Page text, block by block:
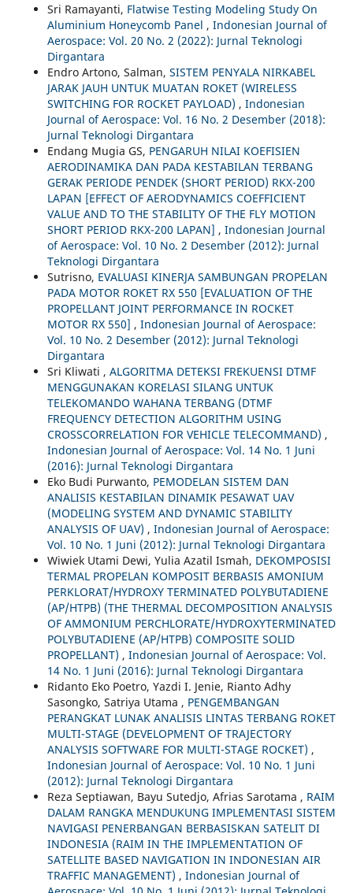
Sri Ramayanti, Flatwise Testing Modeling Study On
Aluminium Honeycomb Panel , Indonesian Journal of
Aerospace: Vol. 20 No. 2 (2022): Jurnal Teknologi
Dirgantara
Endro Artono, Salman, SISTEM PENYALA NIRKABEL
JARAK JAUH UNTUK MUATAN ROKET (WIRELESS
SWITCHING FOR ROCKET PAYLOAD) , Indonesian
Journal of Aerospace: Vol. 16 No. 2 Desember (2018):
Jurnal Teknologi Dirgantara
Endang Mugia GS, PENGARUH NILAI KOEFISIEN
AERODINAMIKA DAN PADA KESTABILAN TERBANG
GERAK PERIODE PENDEK (SHORT PERIOD) RKX-200
LAPAN [EFFECT OF AERODYNAMICS COEFFICIENT
VALUE AND TO THE STABILITY OF THE FLY MOTION
SHORT PERIOD RKX-200 LAPAN] , Indonesian Journal
of Aerospace: Vol. 10 No. 2 Desember (2012): Jurnal
Teknologi Dirgantara
Sutrisno, EVALUASI KINERJA SAMBUNGAN PROPELAN
PADA MOTOR ROKET RX 550 [EVALUATION OF THE
PROPELLANT JOINT PERFORMANCE IN ROCKET
MOTOR RX 550] , Indonesian Journal of Aerospace:
Vol. 10 No. 2 Desember (2012): Jurnal Teknologi
Dirgantara
Sri Kliwati , ALGORITMA DETEKSI FREKUENSI DTMF
MENGGUNAKAN KORELASI SILANG UNTUK
TELEKOMANDO WAHANA TERBANG (DTMF
FREQUENCY DETECTION ALGORITHM USING
CROSSCORRELATION FOR VEHICLE TELECOMMAND) ,
Indonesian Journal of Aerospace: Vol. 14 No. 1 Juni
(2016): Jurnal Teknologi Dirgantara
Eko Budi Purwanto, PEMODELAN SISTEM DAN
ANALISIS KESTABILAN DINAMIK PESAWAT UAV
(MODELING SYSTEM AND DYNAMIC STABILITY
ANALYSIS OF UAV) , Indonesian Journal of Aerospace:
Vol. 10 No. 1 Juni (2012): Jurnal Teknologi Dirgantara
Wiwiek Utami Dewi, Yulia Azatil Ismah, DEKOMPOSISI
TERMAL PROPELAN KOMPOSIT BERBASIS AMONIUM
PERKLORAT/HYDROXY TERMINATED POLYBUTADIENE
(AP/HTPB) (THE THERMAL DECOMPOSITION ANALYSIS
OF AMMONIUM PERCHLORATE/HYDROXYTERMINATED
POLYBUTADIENE (AP/HTPB) COMPOSITE SOLID
PROPELLANT) , Indonesian Journal of Aerospace: Vol.
14 No. 1 Juni (2016): Jurnal Teknologi Dirgantara
Ridanto Eko Poetro, Yazdi I. Jenie, Rianto Adhy
Sasongko, Satriya Utama , PENGEMBANGAN
PERANGKAT LUNAK ANALISIS LINTAS TERBANG ROKET
MULTI-STAGE (DEVELOPMENT OF TRAJECTORY
ANALYSIS SOFTWARE FOR MULTI-STAGE ROCKET) ,
Indonesian Journal of Aerospace: Vol. 10 No. 1 Juni
(2012): Jurnal Teknologi Dirgantara
Reza Septiawan, Bayu Sutedjo, Afrias Sarotama , RAIM
DALAM RANGKA MENDUKUNG IMPLEMENTASI SISTEM
NAVIGASI PENERBANGAN BERBASISKAN SATELIT DI
INDONESIA (RAIM IN THE IMPLEMENTATION OF
SATELLITE BASED NAVIGATION IN INDONESIAN AIR
TRAFFIC MANAGEMENT) , Indonesian Journal of